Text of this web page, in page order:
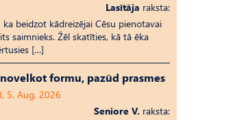
Lasītāja raksta:
ka beidzot kādreizējai Cēsu pienotavai
saimnieks. Žēl skatīties, kā tā ēka
[…]
formu, pazūd prasmes
5. Aug, 2026
Seniore V. raksta: